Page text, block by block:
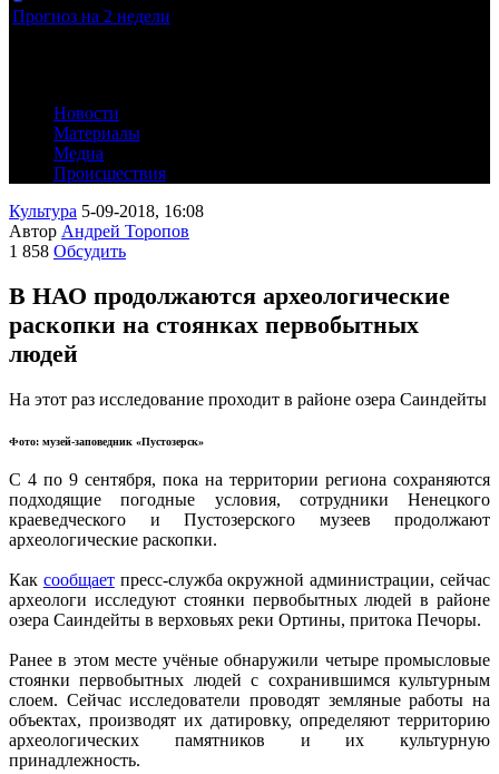
Прогноз на 2 недели
Новости
Материалы
Медиа
Происшествия
Культура 5-09-2018, 16:08
Автор Андрей Торопов
1 858 Обсудить
В НАО продолжаются археологические
раскопки на стоянках первобытных
людей
На этот раз исследование проходит в районе озера Саиндейты
Фото: музей-заповедник «Пустозерск»
С 4 по 9 сентября, пока на территории региона сохраняются
подходящие погодные условия, сотрудники Ненецкого
краеведческого и Пустозерского музеев продолжают
археологические раскопки.
Как сообщаетпресс-служба окружной администрации, сейчас
археологи исследуют стоянки первобытных людей в районе
озера Саиндейты в верховьях реки Ортины, притока Печоры.
Ранее в этом месте учёные обнаружили четыре промысловые
стоянки первобытных людей с сохранившимся культурным
слоем. Сейчас исследователи проводят земляные работы на
объектах, производят их датировку, определяют территорию
археологических памятников и их культурную
принадлежность.